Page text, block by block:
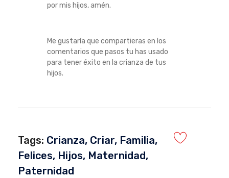
por mis hijos, amén.
Me gustaría que compartieras en los
comentarios que pasos tu has usado
para tener éxito en la crianza de tus
hijos.
Tags: Crianza, Criar, Familia,
Felices, Hijos, Maternidad,
Paternidad